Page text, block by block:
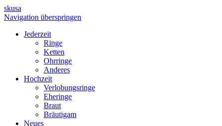
skusa
Navigation überspringen
Jederzeit
Ringe
Ketten
Ohrringe
Anderes
Hochzeit
Verlobungsringe
Eheringe
Braut
Bräutigam
Neues